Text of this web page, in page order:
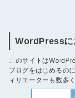
WordPressに
このサイトは
ブログをはじめるの
ィリエーターも数多